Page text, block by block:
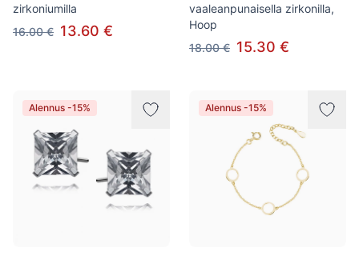
zirkoniumilla
16.00 € 13.60 €
vaaleanpunaisella zirkonilla,
Hoop
18.00 € 15.30 €
Alennus -15% Alennus -15%